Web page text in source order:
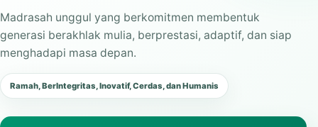
Madrasah unggul yang berkomitmen membentuk
generasi berakhlak mulia, berprestasi, adaptif, dan siap
menghadapi masa depan.
Ramah, BerIntegritas, Inovatif, Cerdas, dan Humanis